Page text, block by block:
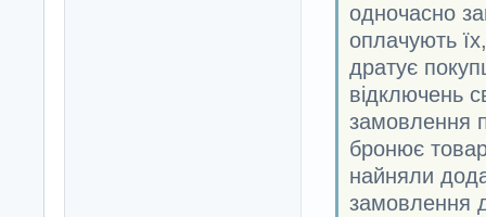
одночасно
оплачують
дратує
відключень
замовлення
бронює
найняли
замовлення